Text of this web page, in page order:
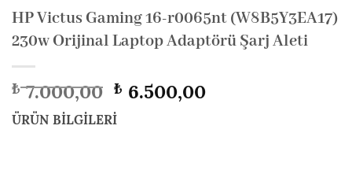
HP Victus Gaming 16-r0065nt (W8B5Y3EA17)
230w Orijinal Laptop Adaptörü Şarj Aleti
₺7.000,00 Orijinal
fiyat:
₺ 7.000,00.
₺6.500,00Şuandaki
ÜRÜN BİLGİLERİ